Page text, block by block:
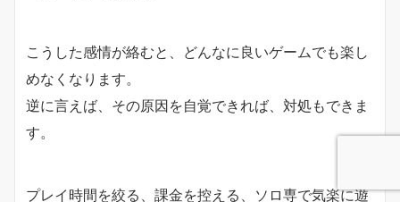
こうした感情が絡むと、どんなに良いゲームでも楽し
めなくなります。
逆に言えば、その原因を自覚できれば、対処もできま
す。
プレイ時間を絞る、課金を控える、ソロ専で気楽に遊